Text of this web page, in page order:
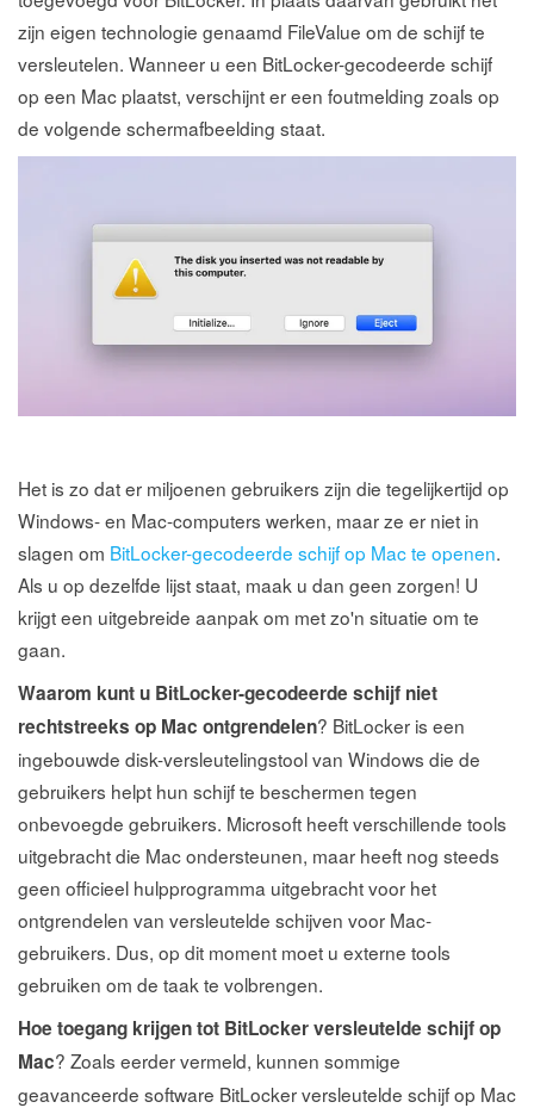
zijn eigen technologie genaamd FileValue om de schijf te
versleutelen. Wanneer u een BitLocker-gecodeerde schijf
op een Mac plaatst, verschijnt er een foutmelding zoals op
de volgende schermafbeelding staat.
Het is zo dat er miljoenen gebruikers zijn die tegelijkertijd op
Windows- en Mac-computers werken, maar ze er niet in
slagen om BitLocker-gecodeerde schijf op Mac te openen.
Als u op dezelfde lijst staat, maak u dan geen zorgen! U
krijgt een uitgebreide aanpak om met zo'n situatie om te
gaan.
Waarom kunt u BitLocker-gecodeerde schijf niet
rechtstreeks op Mac ontgrendelen? BitLocker is een
ingebouwde disk-versleutelingstool van Windows die de
gebruikers helpt hun schijf te beschermen tegen
onbevoegde gebruikers. Microsoft heeft verschillende tools
uitgebracht die Mac ondersteunen, maar heeft nog steeds
geen officieel hulpprogramma uitgebracht voor het
ontgrendelen van versleutelde schijven voor Mac-
gebruikers. Dus, op dit moment moet u externe tools
gebruiken om de taak te volbrengen.
Hoe toegang krijgen tot BitLocker versleutelde schijf op
Mac? Zoals eerder vermeld, kunnen sommige
geavanceerde software BitLocker versleutelde schijf op Mac